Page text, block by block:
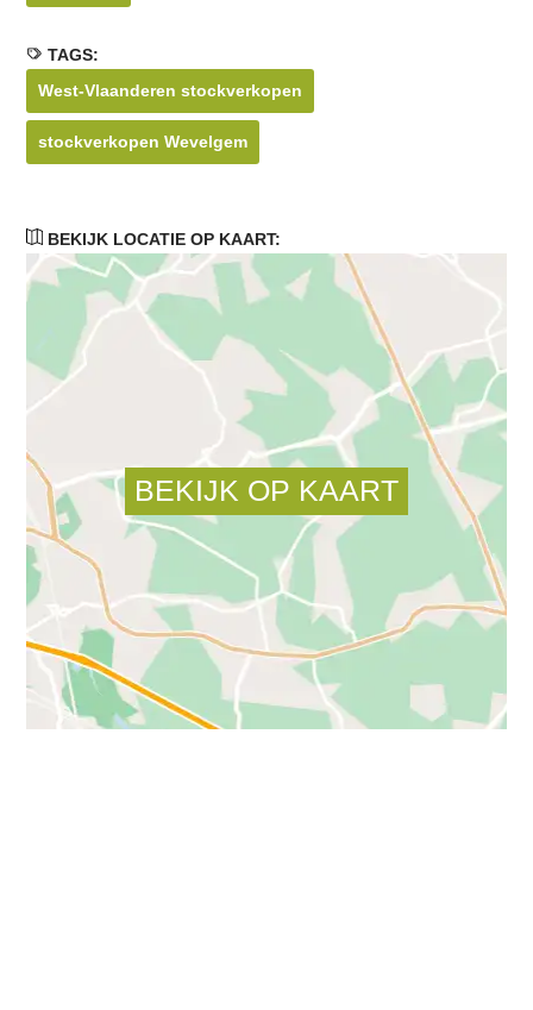
TAGS:
West-Vlaanderen stockverkopen
stockverkopen Wevelgem
BEKIJK LOCATIE OP KAART: